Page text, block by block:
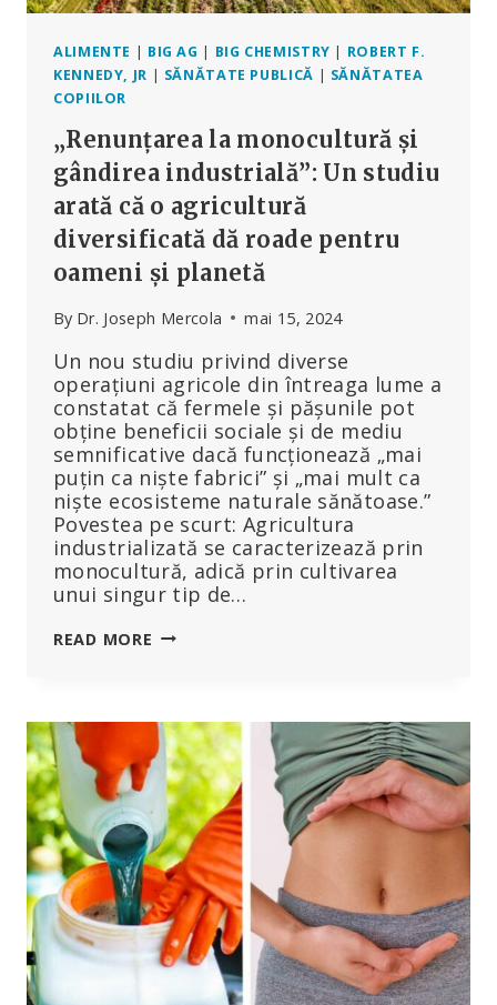
ALIMENTE | BIG AG | BIG CHEMISTRY | ROBERT F.
KENNEDY, JR | SĂNĂTATE PUBLICĂ | SĂNĂTATEA
COPIILOR
„Renunțarea la monocultură și
gândirea industrială”: Un studiu
arată că o agricultură
diversificată dă roade pentru
oameni și planetă
By Dr. Joseph Mercola mai 15, 2024
Un nou studiu privind diverse
operațiuni agricole din întreaga lume a
constatat că fermele și pășunile pot
obține beneficii sociale și de mediu
semnificative dacă funcționează „mai
puțin ca niște fabrici” și „mai mult ca
niște ecosisteme naturale sănătoase.”
Povestea pe scurt: Agricultura
industrializată se caracterizează prin
monocultură, adică prin cultivarea
unui singur tip de…
READ MORE „RENUNȚAREA
GÂNDIREA
INDUSTRIALĂ”:
UN
STUDIU
ARATĂ
CĂ
O
AGRICULTURĂ
DIVERSIFICATĂ
DĂ
ROADE